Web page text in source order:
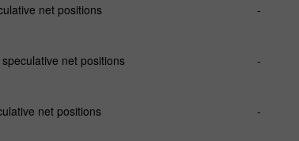
net positions -
net positions -
net positions -